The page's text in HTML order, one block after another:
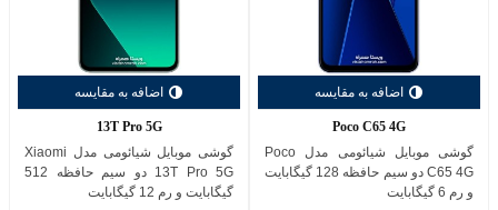
اضافه به مقایسه
Poco C65 4G
گوشی موبایل شیائومی مدل Poco
C65 4G دو سیم حافظه 128 گیگابایت
و رم 6 گیگابایت
اضافه به مقایسه
13T Pro 5G
گوشی موبایل شیائومی مدل Xiaomi
13T Pro 5G دو سیم حافظه 512
گیگابایت و رم 12 گیگابایت